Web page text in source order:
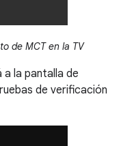
de MCT en la TV
a la pantalla de
de verificación